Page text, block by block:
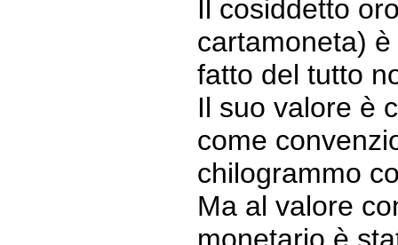
Il cosiddetto
cartamoneta)
fatto del tutto
Il suo valore è
come
chilogrammo
Ma al valore